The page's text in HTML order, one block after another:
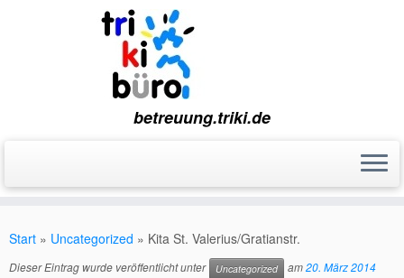
Inhalt
betreuung.triki.de
Start » Uncategorized » Kita St. Valerius/Gratianstr.
Dieser Eintrag wurde veröffentlicht unter Uncategorized am20. März 2014